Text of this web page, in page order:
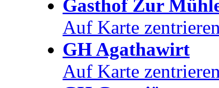
Gasthof Zur
Auf Karte
GH Agathawirt
Auf Karte